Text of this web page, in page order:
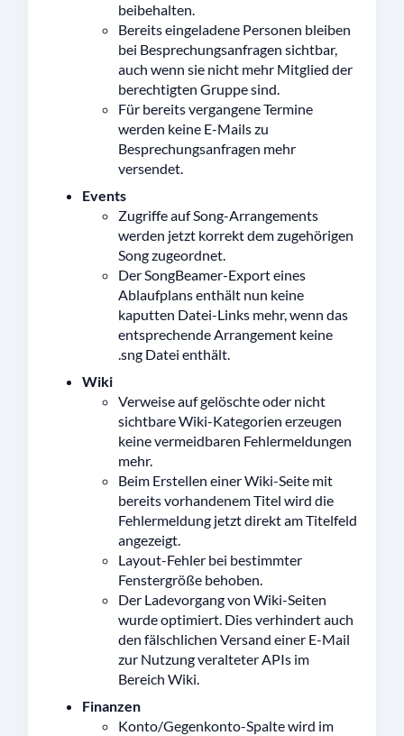
beibehalten.
Bereits eingeladene Personen bleiben
bei Besprechungsanfragen sichtbar,
auch wenn sie nicht mehr Mitglied der
berechtigten Gruppe sind.
Für bereits vergangene Termine
werden keine E-Mails zu
Besprechungsanfragen mehr
versendet.
Events
Zugriffe auf Song-Arrangements
werden jetzt korrekt dem zugehörigen
Song zugeordnet.
Der SongBeamer-Export eines
Ablaufplans enthält nun keine
kaputten Datei-Links mehr, wenn das
entsprechende Arrangement keine
.sng Datei enthält.
Wiki
Verweise auf gelöschte oder nicht
sichtbare Wiki-Kategorien erzeugen
keine vermeidbaren Fehlermeldungen
mehr.
Beim Erstellen einer Wiki-Seite mit
bereits vorhandenem Titel wird die
Fehlermeldung jetzt direkt am Titelfeld
angezeigt.
Layout-Fehler bei bestimmter
Fenstergröße behoben.
Der Ladevorgang von Wiki-Seiten
wurde optimiert. Dies verhindert auch
den fälschlichen Versand einer E-Mail
zur Nutzung veralteter APIs im
Bereich Wiki.
Finanzen
Konto/Gegenkonto-Spalte wird im